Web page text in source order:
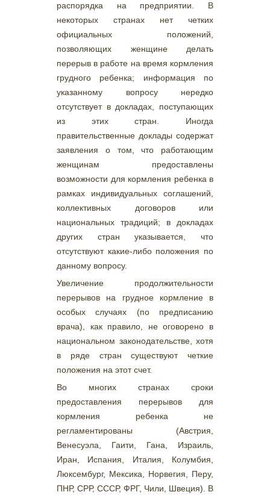
распорядка на предприятии. В
некоторых странах нет четких
официальных положений,
позволяющих женщине делать
перерыв в работе на время кормления
грудного ребенка; информация по
указанному вопросу нередко
отсутствует в докладах, поступающих
из этих стран. Иногда
правительственные доклады содержат
заявления о том, что работающим
женщинам предоставлены
возможности для кормления ребенка в
рамках индивидуальных соглашений,
коллективных договоров или
национальных традиций; в докладах
других стран указывается, что
отсутствуют какие-либо положения по
данному вопросу.
Увеличение продолжительности
перерывов на грудное кормление в
особых случаях (по предписанию
врача), как правило, не оговорено в
национальном законодательстве, хотя
в ряде стран существуют четкие
положения на этот счет.
Во многих странах сроки
предоставления перерывов для
кормления ребенка не
регламентированы (Австрия,
Венесуэла, Гаити, Гана, Израиль,
Иран, Испания, Италия, Колумбия,
Люксембург, Мексика, Норвегия, Перу,
ПНР, СРР, СССР, ФРГ, Чили, Швеция). В